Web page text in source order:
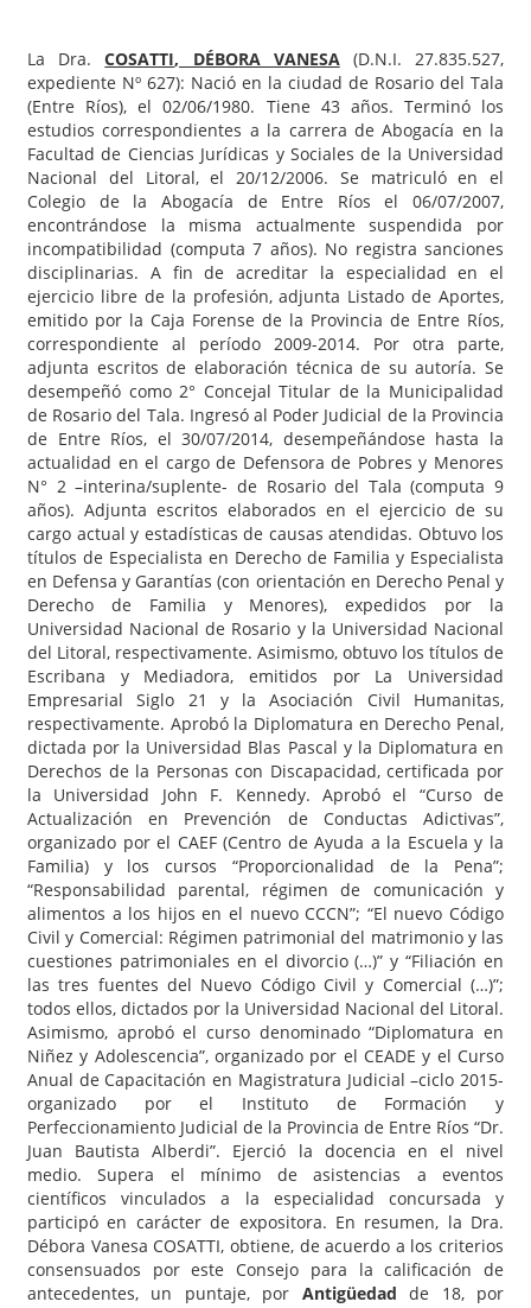
La Dra. COSATTI, DÉBORA VANESA(D.N.I. 27.835.527,
expediente Nº 627): Nació en la ciudad de Rosario del Tala
(Entre Ríos), el 02/06/1980. Tiene 43 años. Terminó los
estudios correspondientes a la carrera de Abogacía en la
Facultad de Ciencias Jurídicas y Sociales de la Universidad
Nacional del Litoral, el 20/12/2006. Se matriculó en el
Colegio de la Abogacía de Entre Ríos el 06/07/2007,
encontrándose la misma actualmente suspendida por
incompatibilidad (computa 7 años). No registra sanciones
disciplinarias. A fin de acreditar la especialidad en el
ejercicio libre de la profesión, adjunta Listado de Aportes,
emitido por la Caja Forense de la Provincia de Entre Ríos,
correspondiente al período 2009-2014. Por otra parte,
adjunta escritos de elaboración técnica de su autoría. Se
desempeñó como 2° Concejal Titular de la Municipalidad
de Rosario del Tala. Ingresó al Poder Judicial de la Provincia
de Entre Ríos, el 30/07/2014, desempeñándose hasta la
actualidad en el cargo de Defensora de Pobres y Menores
N° 2 –interina/suplente- de Rosario del Tala (computa 9
años). Adjunta escritos elaborados en el ejercicio de su
cargo actual y estadísticas de causas atendidas. Obtuvo los
títulos de Especialista en Derecho de Familia y Especialista
en Defensa y Garantías (con orientación en Derecho Penal y
Derecho de Familia y Menores), expedidos por la
Universidad Nacional de Rosario y la Universidad Nacional
del Litoral, respectivamente. Asimismo, obtuvo los títulos de
Escribana y Mediadora, emitidos por La Universidad
Empresarial Siglo 21 y la Asociación Civil Humanitas,
respectivamente. Aprobó la Diplomatura en Derecho Penal,
dictada por la Universidad Blas Pascal y la Diplomatura en
Derechos de la Personas con Discapacidad, certificada por
la Universidad John F. Kennedy. Aprobó el “Curso de
Actualización en Prevención de Conductas Adictivas”,
organizado por el CAEF (Centro de Ayuda a la Escuela y la
Familia) y los cursos “Proporcionalidad de la Pena”;
“Responsabilidad parental, régimen de comunicación y
alimentos a los hijos en el nuevo CCCN”; “El nuevo Código
Civil y Comercial: Régimen patrimonial del matrimonio y las
cuestiones patrimoniales en el divorcio (…)” y “Filiación en
las tres fuentes del Nuevo Código Civil y Comercial (…)”;
todos ellos, dictados por la Universidad Nacional del Litoral.
Asimismo, aprobó el curso denominado “Diplomatura en
Niñez y Adolescencia”, organizado por el CEADE y el Curso
Anual de Capacitación en Magistratura Judicial –ciclo 2015-
organizado por el Instituto de Formación y
Perfeccionamiento Judicial de la Provincia de Entre Ríos “Dr.
Juan Bautista Alberdi”. Ejerció la docencia en el nivel
medio. Supera el mínimo de asistencias a eventos
científicos vinculados a la especialidad concursada y
participó en carácter de expositora. En resumen, la Dra.
Débora Vanesa COSATTI, obtiene, de acuerdo a los criterios
consensuados por este Consejo para la calificación de
antecedentes, un puntaje, por Antigüedadde 18, por